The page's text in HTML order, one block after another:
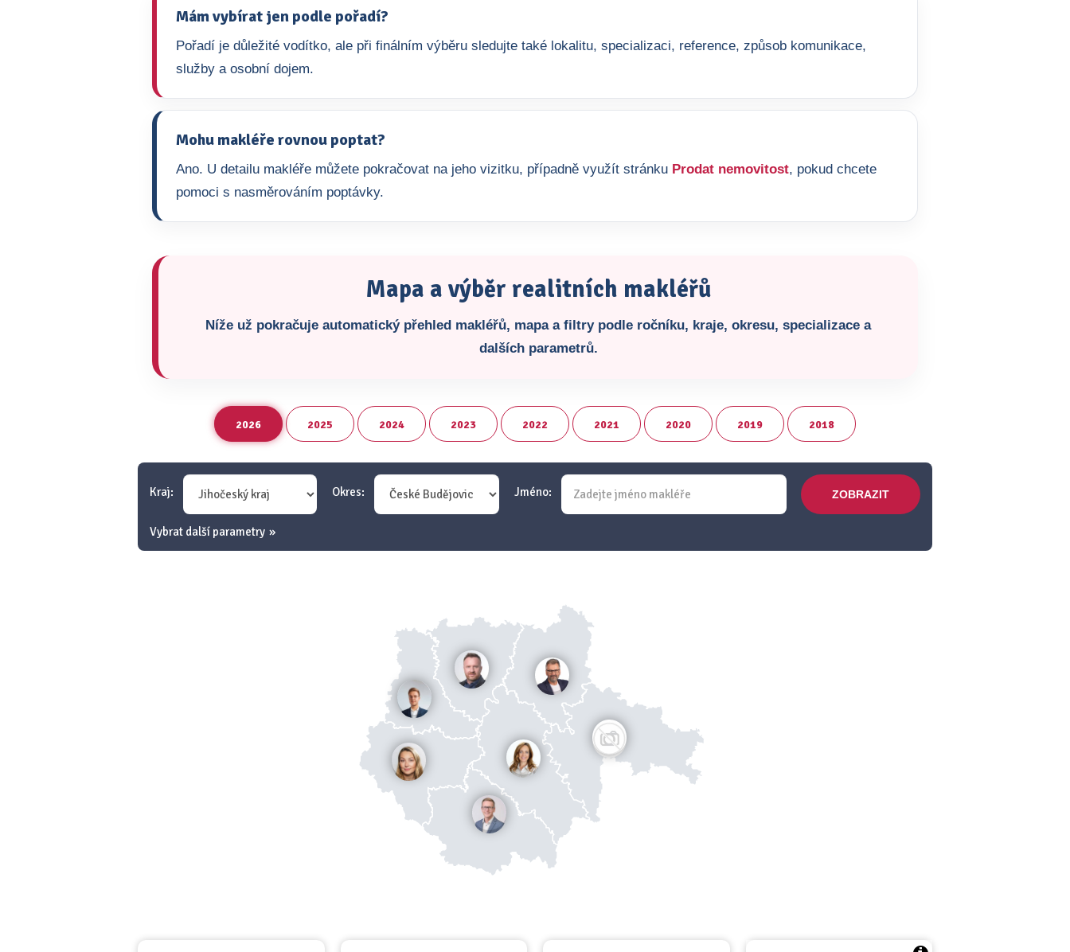
Mám vybírat jen podle pořadí?
Pořadí je důležité vodítko, ale při finálním výběru sledujte také lokalitu, specializaci, reference, způsob komunikace,
služby a osobní dojem.
Mohu makléře rovnou poptat?
Ano. U detailu makléře můžete pokračovat na jeho vizitku, případně využít stránku Prodat nemovitost, pokud chcete
pomoci s nasměrováním poptávky.
Mapa a výběr realitních makléřů
Níže už pokračuje automatický přehled makléřů, mapa a filtry podle ročníku, kraje, okresu, specializace a
dalších parametrů.
2026 2025 2024 2023 2022 2021 2020 2019 2018
Kraj: Okres: Jméno:
Vybrat další parametry
ZOBRAZIT